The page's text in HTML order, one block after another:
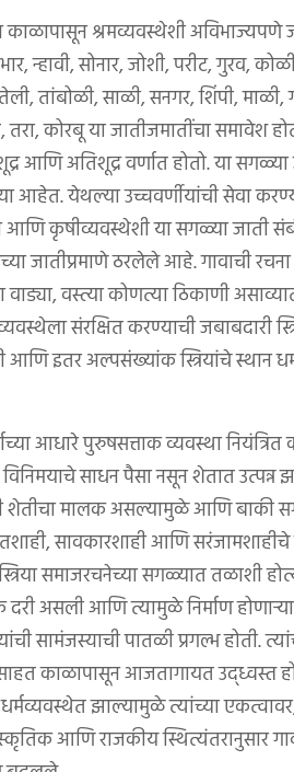
काळापासून श्रमव्यवस्थेशी अविभाज्यपणे
न्हावी, सोनार, जोशी, परीट, गुरव,
तांबोळी, साळी, सनगर, शिंपी, माळी,
कोरबू या जातीजमातींचा समावेश
आणि अतिशूद्र वर्णात होतो. या
आहेत. येथल्या उच्चवर्णीयांची सेवा
आणि कृषीव्यवस्थेशी या सगळ्या जाती
जातीप्रमाणे ठरलेले आहे. गावाची
वाड्या, वस्त्या कोणत्या ठिकाणी
संरक्षित करण्याची जबाबदारी
इतर अल्पसंख्यांक स्त्रियांचे स्थान
आधारे पुरुषसत्ताक व्यवस्था
साधन पैसा नसून शेतात
शेतीचा मालक असल्यामुळे आणि बाकी
सावकारशाही आणि
समाजरचनेच्या सगळ्यात तळाशी
असली आणि त्यामुळे निर्माण
सामंजस्याची पातळी प्रगल्भ होती.
काळापासून आजतागायत उद्ध्वस्त
झाल्यामुळे त्यांच्या
आणि राजकीय स्थित्यंतरानुसार